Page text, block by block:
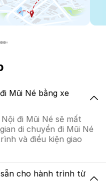
Mũi Né bằng xe
đi Mũi Né sẽ mất
di chuyển đi Mũi Né
và điều kiện giao
cho hành trình từ